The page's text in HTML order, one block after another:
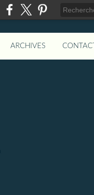
ARCHIVES CONTACT